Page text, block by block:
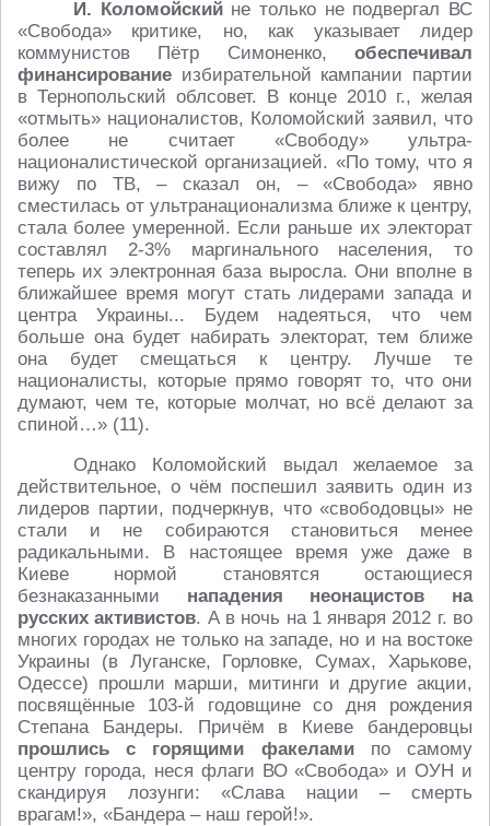
И. Коломойскийне только не подвергал ВС
«Свобода» критике, но, как указывает лидер
коммунистов Пётр Симоненко, обеспечивал
финансирование избирательной кампании партии
в Тернопольский облсовет. В конце 2010 г., желая
«отмыть» националистов, Коломойский заявил, что
более не считает «Свободу» ультра-
националистической организацией. «По тому, что я
вижу по ТВ, – сказал он, – «Свобода» явно
сместилась от ультранационализма ближе к центру,
стала более умеренной. Если раньше их электорат
составлял 2-3% маргинального населения, то
теперь их электронная база выросла. Они вполне в
ближайшее время могут стать лидерами запада и
центра Украины... Будем надеяться, что чем
больше она будет набирать электорат, тем ближе
она будет смещаться к центру. Лучше те
националисты, которые прямо говорят то, что они
думают, чем те, которые молчат, но всё делают за
спиной…» (11).
Однако Коломойский выдал желаемое за
действительное, о чём поспешил заявить один из
лидеров партии, подчеркнув, что «свободовцы» не
стали и не собираются становиться менее
радикальными. В настоящее время уже даже в
Киеве нормой становятся остающиеся
безнаказанными нападения неонацистов на
русских активистов. А в ночь на 1 января 2012 г. во
многих городах не только на западе, но и на востоке
Украины (в Луганске, Горловке, Сумах, Харькове,
Одессе) прошли марши, митинги и другие акции,
посвящённые 103-й годовщине со дня рождения
Степана Бандеры. Причём в Киеве бандеровцы
прошлись с горящими факеламипо самому
центру города, неся флаги ВО «Свобода» и ОУН и
скандируя лозунги: «Слава нации – смерть
врагам!», «Бандера – наш герой!».